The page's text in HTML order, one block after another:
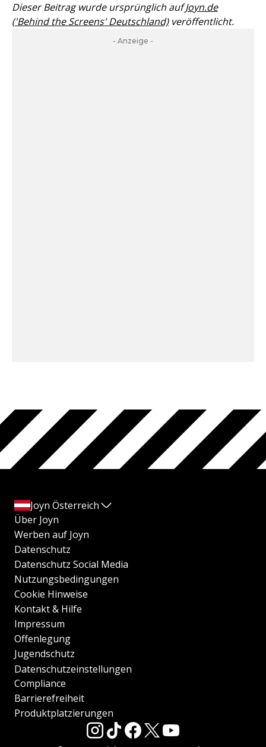
Dieser Beitrag wurde ursprünglich aufJoyn.de
('Behind the Screens' Deutschland)veröffentlicht.
- Anzeige -
Joyn Österreich
Über Joyn
Werben auf Joyn
Datenschutz
Datenschutz Social Media
Nutzungsbedingungen
Cookie Hinweise
Kontakt & Hilfe
Impressum
Offenlegung
Jugendschutz
Datenschutzeinstellungen
Compliance
Barrierefreiheit
Produktplatzierungen